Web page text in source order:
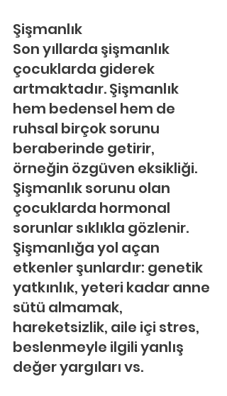
Şişmanlık
Son yıllarda şişmanlık
çocuklarda giderek
artmaktadır. Şişmanlık
hem bedensel hem de
ruhsal birçok sorunu
beraberinde getirir,
örneğin özgüven eksikliği.
Şişmanlık sorunu olan
çocuklarda hormonal
sorunlar sıklıkla gözlenir.
Şişmanlığa yol açan
etkenler şunlardır: genetik
yatkınlık, yeteri kadar anne
sütü almamak,
hareketsizlik, aile içi stres,
beslenmeyle ilgili yanlış
değer yargıları vs.